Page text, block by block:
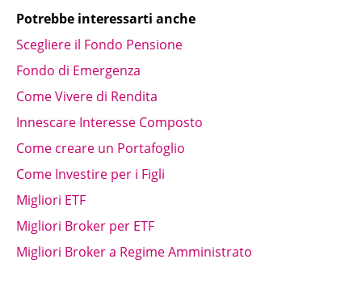
Potrebbe interessarti anche
Scegliere il Fondo Pensione
Fondo di Emergenza
Come Vivere di Rendita
Innescare Interesse Composto
Come creare un Portafoglio
Come Investire per i Figli
Migliori ETF
Migliori Broker per ETF
Migliori Broker a Regime Amministrato